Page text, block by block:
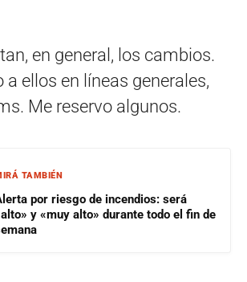
en general, los cambios.
a ellos en líneas generales,
Me reservo algunos.
TAMBIÉN
por riesgo de incendios: será
y «muy alto» durante todo el fin de